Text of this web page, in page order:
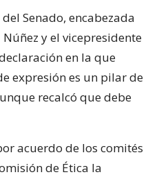
Senado, encabezada
y el vicepresidente
en la que
expresión es un pilar de
recalcó que debe
acuerdo de los comités
de Ética la